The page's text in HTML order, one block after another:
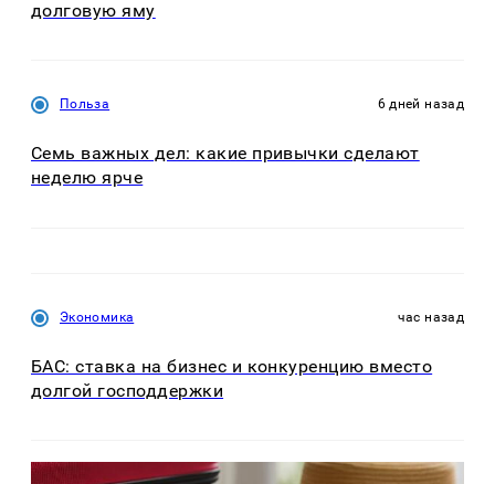
долговую яму
Польза 6 дней назад
Семь важных дел: какие привычки сделают
неделю ярче
Экономика час назад
БАС: ставка на бизнес и конкуренцию вместо
долгой господдержки